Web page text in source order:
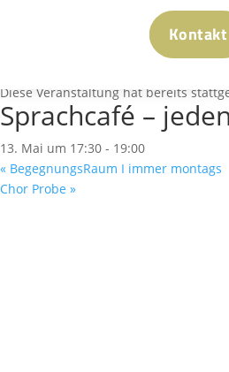
Kontakt
Diese Veranstaltung hat bereits
Sprachcafé –
13. Mai um 17:30 - 19:00
« BegegnungsRaum I immer montags
Chor Probe »